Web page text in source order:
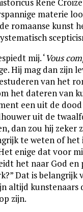
materie
romaanse kunst
mij. ‘Vous
Hij mag dan zijn
van het
het dateren van
een uit de
uit de
dan zou hij zeker
te weten of het
enige dat voor
het naar God en
Dat is belangrijk
altijd kunstenaars
zijn.